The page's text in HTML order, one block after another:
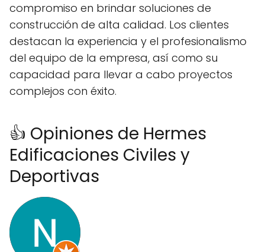
compromiso en brindar soluciones de
construcción de alta calidad. Los clientes
destacan la experiencia y el profesionalismo
del equipo de la empresa, así como su
capacidad para llevar a cabo proyectos
complejos con éxito.
👍 Opiniones de Hermes
Edificaciones Civiles y
Deportivas